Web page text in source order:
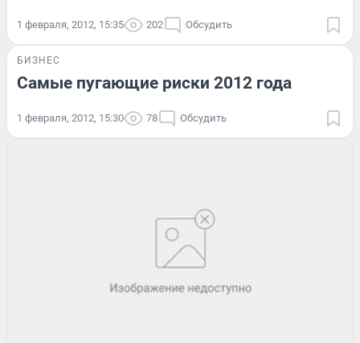
1 февраля, 2012, 15:35 202 Обсудить
БИЗНЕС
Самые пугающие риски 2012 года
1 февраля, 2012, 15:30 78 Обсудить